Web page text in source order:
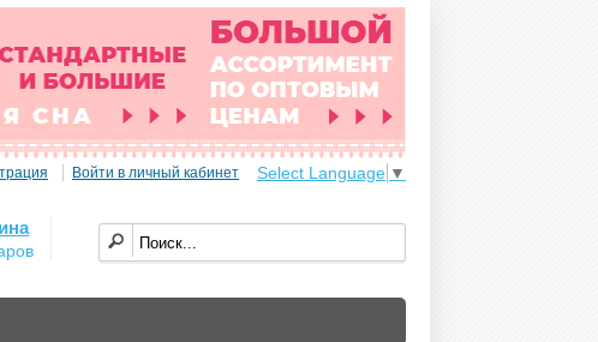
Войти в личный кабинет Select Language ▼